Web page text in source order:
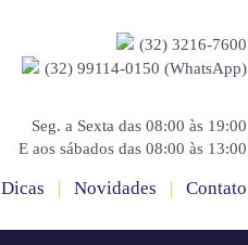
(32) 3216-7600
(32) 99114-0150 (WhatsApp)
Seg. a Sexta das 08:00 às 19:00
E aos sábados das 08:00 às 13:00
Dicas | Novidades | Contato